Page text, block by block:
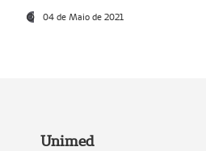
04 de Maio de 2021
Unimed